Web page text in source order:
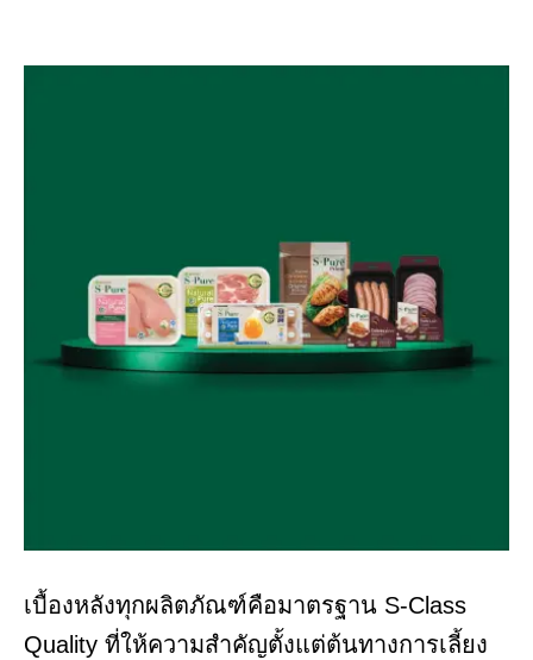
เบื้องหลังทุกผลิตภัณฑ์คือมาตรฐาน S-Class
Quality ที่ให้ความสำคัญตั้งแต่ต้นทางการเลี้ยง